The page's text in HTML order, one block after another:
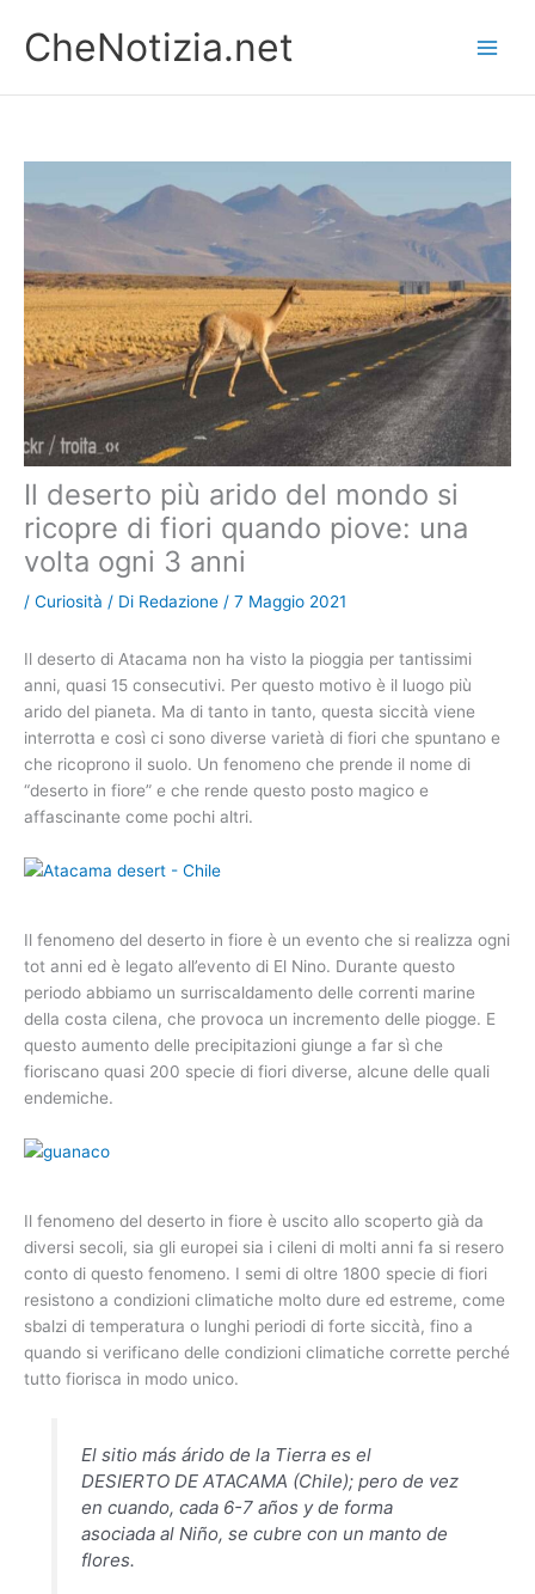
contenuto
CheNotizia.net
Il deserto più arido del mondo si
ricopre di fiori quando piove: una
volta ogni 3 anni
/ Curiosità / Di Redazione / 7 Maggio 2021
Il deserto di Atacama non ha visto la pioggia per tantissimi
anni, quasi 15 consecutivi. Per questo motivo è il luogo più
arido del pianeta. Ma di tanto in tanto, questa siccità viene
interrotta e così ci sono diverse varietà di fiori che spuntano e
che ricoprono il suolo. Un fenomeno che prende il nome di
“deserto in fiore” e che rende questo posto magico e
affascinante come pochi altri.
Il fenomeno del deserto in fiore è un evento che si realizza ogni
tot anni ed è legato all’evento di El Nino. Durante questo
periodo abbiamo un surriscaldamento delle correnti marine
della costa cilena, che provoca un incremento delle piogge. E
questo aumento delle precipitazioni giunge a far sì che
fioriscano quasi 200 specie di fiori diverse, alcune delle quali
endemiche.
Il fenomeno del deserto in fiore è uscito allo scoperto già da
diversi secoli, sia gli europei sia i cileni di molti anni fa si resero
conto di questo fenomeno. I semi di oltre 1800 specie di fiori
resistono a condizioni climatiche molto dure ed estreme, come
sbalzi di temperatura o lunghi periodi di forte siccità, fino a
quando si verificano delle condizioni climatiche corrette perché
tutto fiorisca in modo unico.
El sitio más árido de la Tierra es el
DESIERTO DE ATACAMA (Chile); pero de vez
en cuando, cada 6-7 años y de forma
asociada al Niño, se cubre con un manto de
flores.